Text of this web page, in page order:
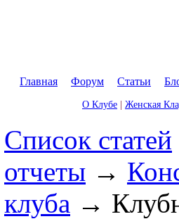
Главная Форум Статьи
О Клубе Женская
Список статей
отчеты →
клуба →